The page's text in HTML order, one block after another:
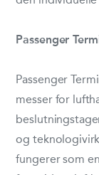
Passenger
Passenger
messer for
og
fungerer som